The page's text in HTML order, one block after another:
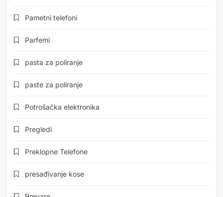
Pametni telefoni
Parfemi
pasta za poliranje
paste za poliranje
Potrošačka elektronika
Pregledi
Preklopne Telefone
presađivanje kose